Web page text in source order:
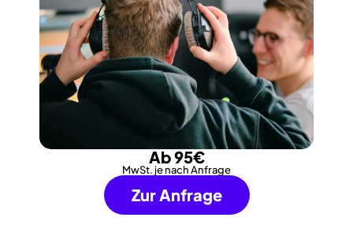
Ab 95€
MwSt. je nach Anfrage
Zur Anfrage